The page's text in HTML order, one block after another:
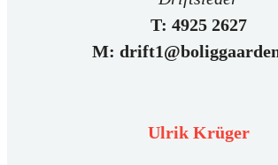
T: 4925 2627
M:
Ulrik Krüger